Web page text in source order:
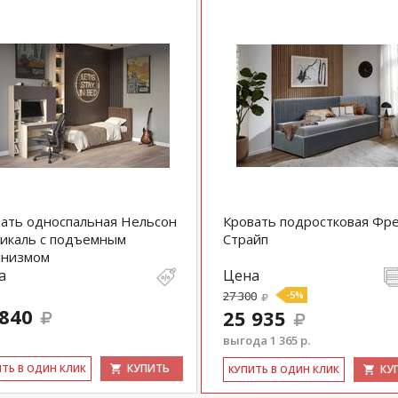
односпальная Нельсон
с подъемным
В ОДИН КЛИК КУПИТЬ
Кровать подростковая
Страйп
Цена
27 300 -5%
25 935
выгода 1 365 р.
КУ­ПИТЬ В ОДИН КЛИК